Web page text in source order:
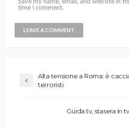
time I comment.
Alta tensione a Roma: è
terroristi
Guida tv, stasera in